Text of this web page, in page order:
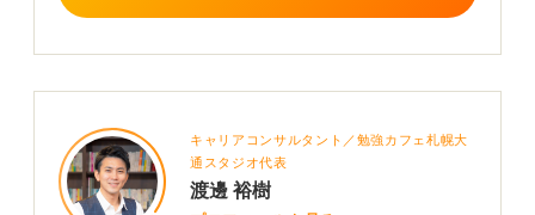
るため一概には言えませんし、基本的に可能性は限りな
すので、慎重に対策していきましょう。
0
キャリアコンサルタント／勉強カフェ札幌大
通スタジオ代表
渡邊 裕樹